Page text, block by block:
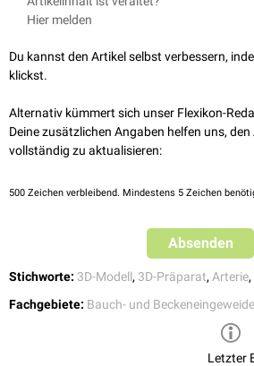
Becken (Mann), die Arteria iliaca externa ist
Anatomie der Uni Köln
Hier melden
Du kannst den Artikel selbst verbessern,
klickst.
Alternativ kümmert sich unser Flexikon-
Deine zusätzlichen Angaben helfen uns,
vollständig zu aktualisieren:
500 Zeichen verbleibend. Mindestens 5 Zeichen
Absenden
Stichworte: 3D-Modell, 3D-Präparat, Arterie,
Fachgebiete: Bauch- und Beckeneingeweide
Letzter